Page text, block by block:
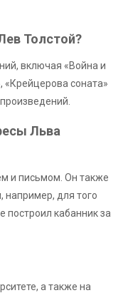
Толстой?
включая «Война и
«Крейцерова соната»
Льва
и письмом. Он также
например, для того
построил кабанник за
а также на